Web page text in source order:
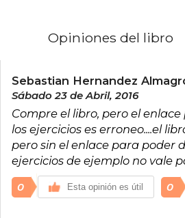
Opiniones del libro
Sebastian Hernandez
Sábado 23 de Abril, 2016
Compre el libro, pero el
los ejercicios es erroneo....el
pero sin el enlace para poder
ejercicios de ejemplo no vale
0 Esta opinión es útil 0